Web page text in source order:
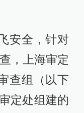
安全，针对
，上海审定
查组（以下
定处组建的